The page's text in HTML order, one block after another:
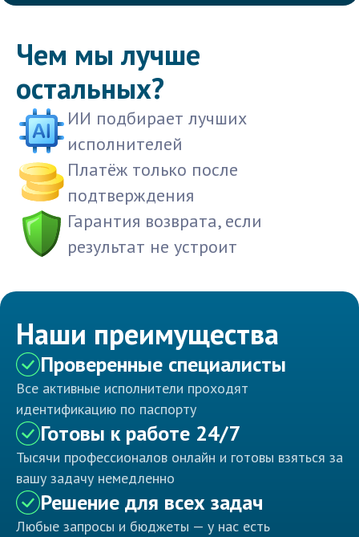
Чем мы лучше
остальных?
ИИ подбирает лучших
исполнителей
Платёж только после
подтверждения
Гарантия возврата, если
результат не устроит
Наши преимущества
Проверенные специалисты
Все активные исполнители проходят
идентификацию по паспорту
Готовы к работе 24/7
Тысячи профессионалов онлайн и готовы взяться за
вашу задачу немедленно
Решение для всех задач
Любые запросы и бюджеты — у нас есть